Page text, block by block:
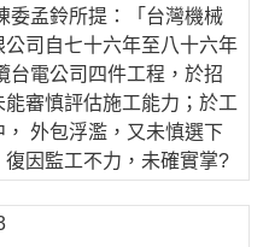
委孟鈴所提：「台灣機械
公司自七十六年至八十六年
台電公司四件工程，於招
能審慎評估施工能力；於工
， 外包浮濫，又未慎選下
復因監工不力，未確實掌?